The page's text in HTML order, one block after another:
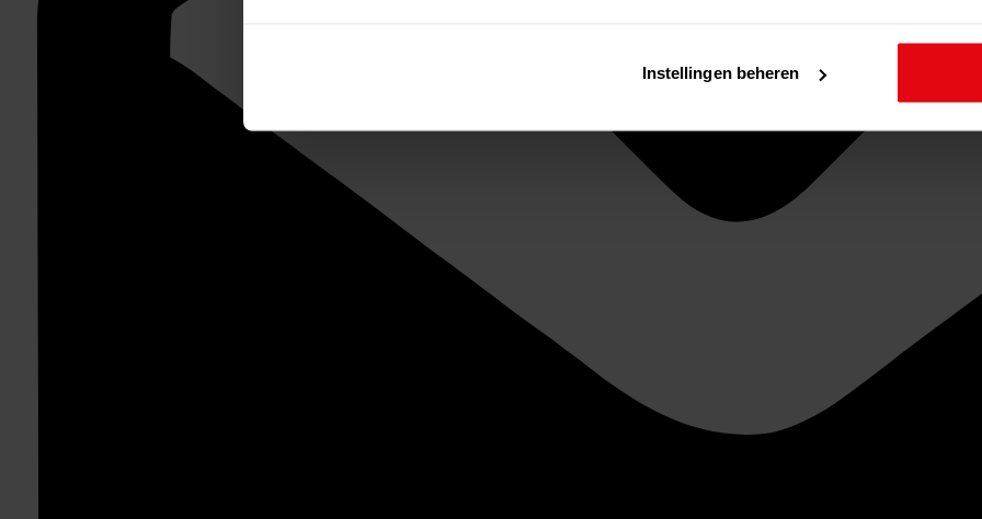
Instellingen beheren